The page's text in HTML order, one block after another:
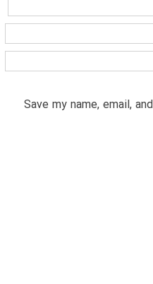
Save my name, email,